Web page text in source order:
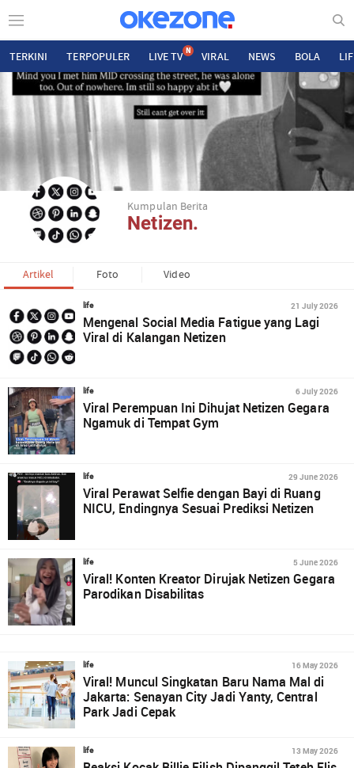
TERKINI TERPOPULER LIVE TV N VIRAL NEWS BOLA
Kumpulan Berita
Netizen.
Artikel Foto Video
life 21 July 2026
Mengenal Social Media Fatigue yang Lagi
Viral di Kalangan Netizen
life 6 July 2026
Viral Perempuan Ini Dihujat Netizen Gegara
Ngamuk di Tempat Gym
life 29 June 2026
Viral Perawat Selfie dengan Bayi di Ruang
NICU, Endingnya Sesuai Prediksi Netizen
life 5 June 2026
Viral! Konten Kreator Dirujak Netizen Gegara
Parodikan Disabilitas
life 16 May 2026
Viral! Muncul Singkatan Baru Nama Mal di
Jakarta: Senayan City Jadi Yanty, Central
Park Jadi Cepak
life 13 May 2026